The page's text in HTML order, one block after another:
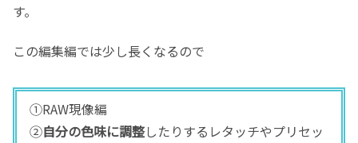
す。
この編集編では少し長くなるので
①RAW現像編
②自分の色味に調整したりするレタッチやプリセッ